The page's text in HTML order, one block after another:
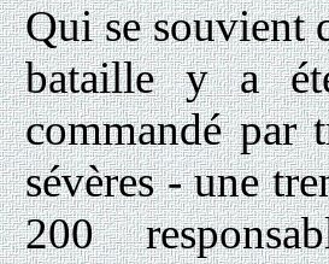
Qui se souvient
bataille y a
commandé par
sévères - une
200